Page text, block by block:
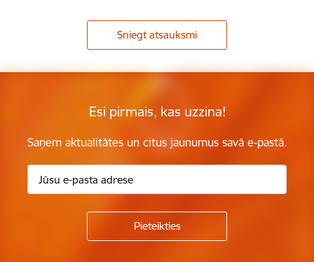
Sniegt atsauksmi
Esi pirmais, kas uzzina!
Saņem aktualitātes un citus jaunumus savā e-pastā.